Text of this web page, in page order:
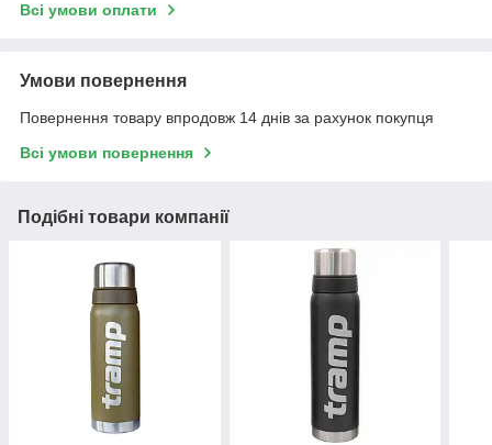
Всі умови оплати
Умови повернення
Повернення товару впродовж 14 днів за рахунок покупця
Всі умови повернення
Подібні товари компанії